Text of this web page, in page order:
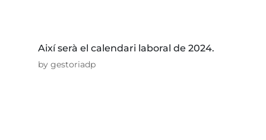
Així serà el calendari laboral de 2024.
by gestoriadp